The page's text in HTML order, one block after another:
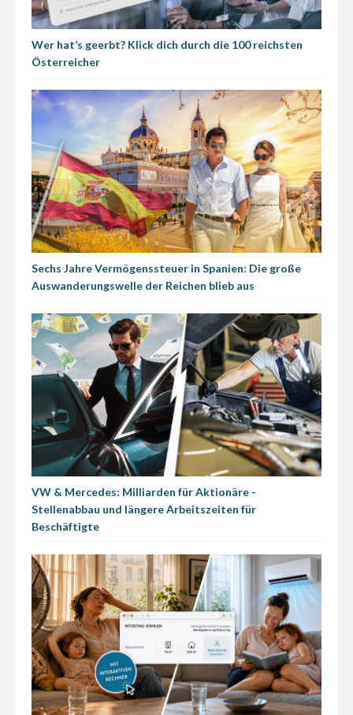
Wer hat’s geerbt? Klick dich durch die 100 reichsten
Österreicher
Sechs Jahre Vermögenssteuer in Spanien: Die große
Auswanderungswelle der Reichen blieb aus
VW & Mercedes: Milliarden für Aktionäre -
Stellenabbau und längere Arbeitszeiten für
Beschäftigte